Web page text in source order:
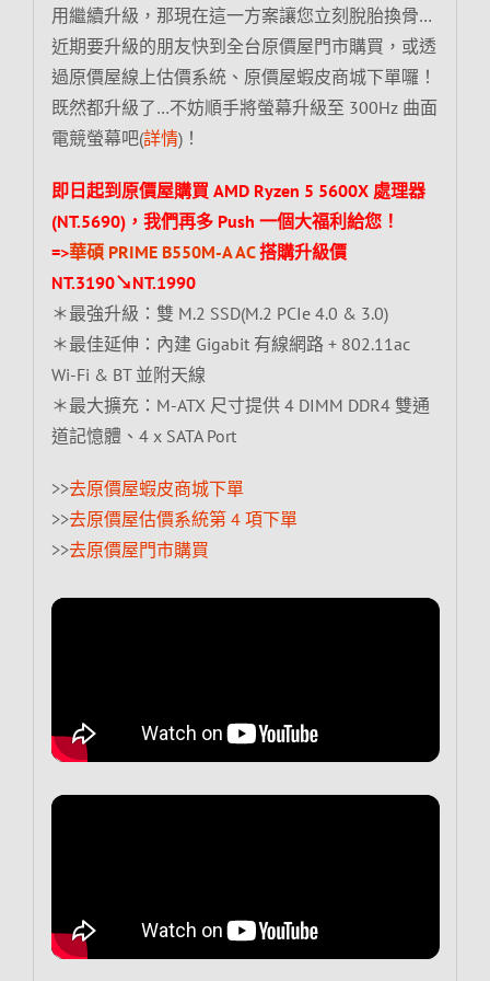
用繼續升級，那現在這一方案讓您立刻脫胎換骨…
近期要升級的朋友快到全台原價屋門市購買，或透
過原價屋線上估價系統、原價屋蝦皮商城下單囉！
既然都升級了…不妨順手將螢幕升級至 300Hz 曲面
電競螢幕吧(詳情)！
即日起到原價屋購買 AMD Ryzen 5 5600X 處理器
(NT.5690)，我們再多 Push 一個大福利給您！
=>華碩 PRIME B550M-A AC搭購升級價
NT.3190↘NT.1990
＊最強升級：雙 M.2 SSD(M.2 PCIe 4.0 & 3.0)
＊最佳延伸：內建 Gigabit 有線網路 + 802.11ac
Wi-Fi & BT 並附天線
＊最大擴充：M-ATX 尺寸提供 4 DIMM DDR4 雙通
道記憶體、4 x SATA Port
>>去原價屋蝦皮商城下單
>>去原價屋估價系統第 4 項下單
>>去原價屋門市購買